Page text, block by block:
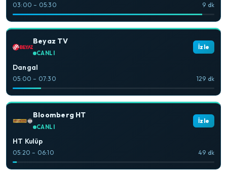
03:00 – 05:30 9 dk
Beyaz TV
CANLI
İzle
Dangal
05:00 – 07:30 129 dk
Bloomberg HT
CANLI
İzle
HT Kulüp
05:20 – 06:10 49 dk